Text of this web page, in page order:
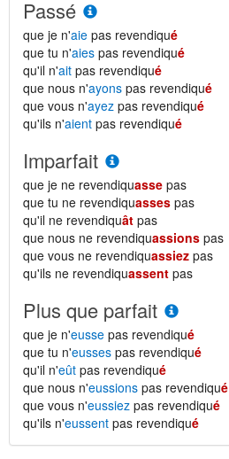
Passé
que je n'aie pas revendiqué
que tu n'aies pas revendiqué
qu'il n'ait pas revendiqué
que nous n'ayons pas revendiqué
que vous n'ayez pas revendiqué
qu'ils n'aient pas revendiqué
Imparfait
que je ne revendiquasse pas
que tu ne revendiquasses pas
qu'il ne revendiquât pas
que nous ne revendiquassions pas
que vous ne revendiquassiez pas
qu'ils ne revendiquassent pas
Plus que parfait
que je n'eusse pas revendiqué
que tu n'eusses pas revendiqué
qu'il n'eût pas revendiqué
que nous n'eussions pas revendiqué
que vous n'eussiez pas revendiqué
qu'ils n'eussent pas revendiqué